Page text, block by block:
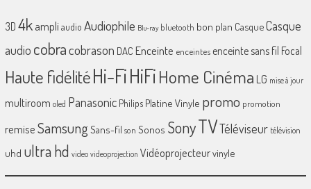
3D 4k ampliaudio Audiophile Blu-ray bluetooth bon plan CasqueCasque
audio cobracobrason DAC Enceinte enceintes enceinte sans fil Focal
Haute fidélitéHi-FiHiFiHome Cinéma LG mise à jour
multiroom oled Panasonic Philips Platine Vinyle promo promotion
remiseSamsungSans-fil son Sonos SonyTVTéléviseur télévision
uhd ultra hd video videoprojection Vidéoprojecteurvinyle